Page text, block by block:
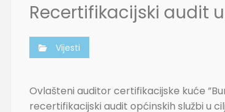
Recertifikacijski audit
Vijesti
Ovlašteni auditor certifikacijske kuće
recertifikacijski audit općinskih službi u